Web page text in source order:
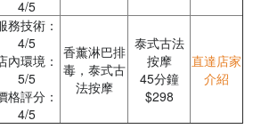
4/5
務技術：
4/5
內環境：
5/5
格評分：
4/5
香薰淋巴排
毒，泰式古
法按摩
泰式古法
按摩
45分鐘
$298
直達店家
介紹